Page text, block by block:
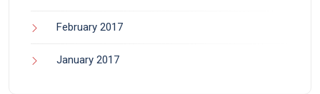
February 2017
January 2017